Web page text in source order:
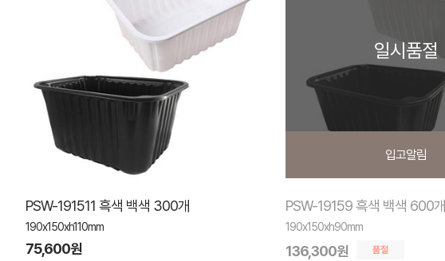
PSW-191511 흑색 백색 300개
190x150xh110mm
75,600원
일시품절
입고알림
PSW-19159 흑색 백색 600개
190x150xh90mm
136,300원